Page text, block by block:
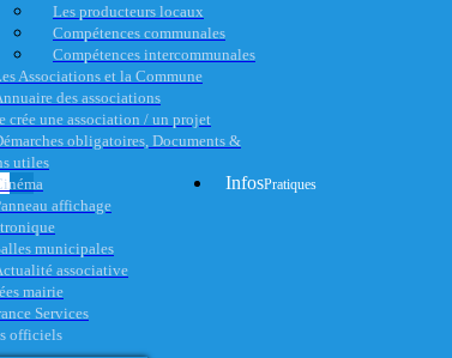
Les producteurs locaux
Compétences communales
Compétences intercommunales
Associations et la Commune
des associations
crée une association / un projet
obligatoires, Documents &
utiles
affichage
municipales
associative
InfosPratiques
mairie
Services
officiels